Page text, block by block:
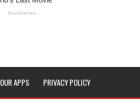
OUR APPS PRIVACY POLICY